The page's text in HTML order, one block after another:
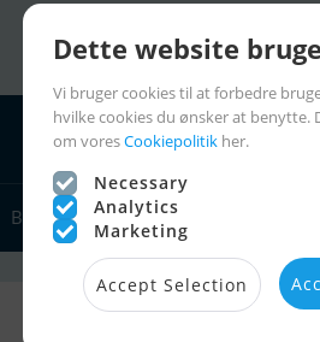
Bådforhandlere Sejlerlinks
Dette website
Vi bruger cookies til at forbedre
hvilke cookies du ønsker at benytte.
om voresCookiepolitik her.
Necessary
Analytics
Marketing
Accept Selection